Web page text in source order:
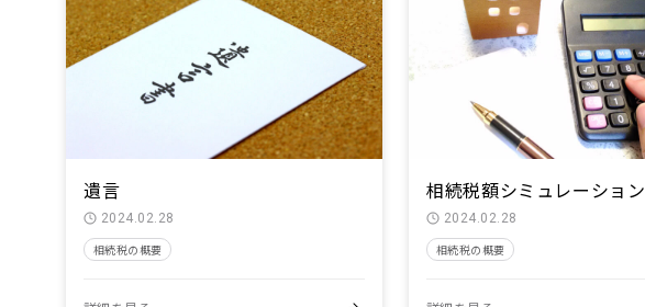
検索条件をクリア
遺言
2024.02.28
相続税の概要
相続税額シミュレーション
2024.02.28
相続税の概要